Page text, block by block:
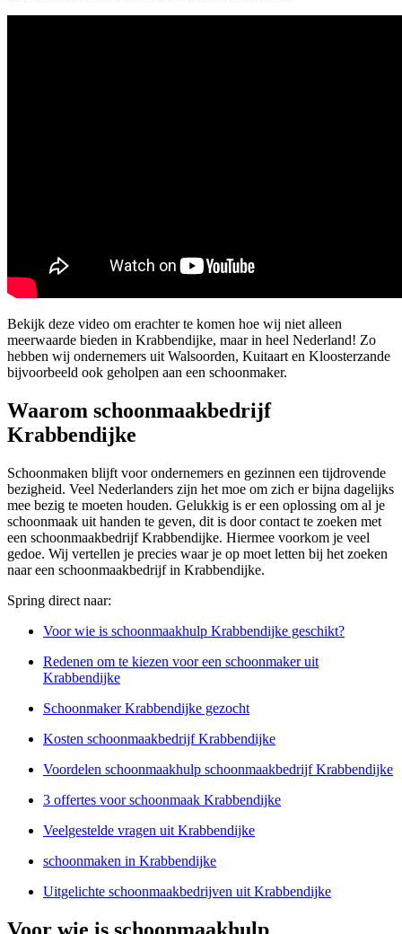
Bekijk deze video om erachter te komen hoe wij niet alleen
meerwaarde bieden in Krabbendijke, maar in heel Nederland! Zo
hebben wij ondernemers uit Walsoorden, Kuitaart en Kloosterzande
bijvoorbeeld ook geholpen aan een schoonmaker.
Waarom schoonmaakbedrijf
Krabbendijke
Schoonmaken blijft voor ondernemers en gezinnen een tijdrovende
bezigheid. Veel Nederlanders zijn het moe om zich er bijna dagelijks
mee bezig te moeten houden. Gelukkig is er een oplossing om al je
schoonmaak uit handen te geven, dit is door contact te zoeken met
een schoonmaakbedrijf Krabbendijke. Hiermee voorkom je veel
gedoe. Wij vertellen je precies waar je op moet letten bij het zoeken
naar een schoonmaakbedrijf in Krabbendijke.
Spring direct naar:
Voor wie is schoonmaakhulp Krabbendijke geschikt?
Redenen om te kiezen voor een schoonmaker uit
Krabbendijke
Schoonmaker Krabbendijke gezocht
Kosten schoonmaakbedrijf Krabbendijke
Voordelen schoonmaakhulp schoonmaakbedrijf Krabbendijke
3 offertes voor schoonmaak Krabbendijke
Veelgestelde vragen uit Krabbendijke
schoonmaken in Krabbendijke
Uitgelichte schoonmaakbedrijven uit Krabbendijke
Voor wie is schoonmaakhulp